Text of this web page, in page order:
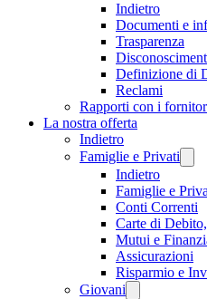
Indietro
Documenti e
Trasparenza
Definizione di
Reclami
Rapporti con i
La nostra offerta
Indietro
Famiglie e Privati
Indietro
Famiglie e
Conti Correnti
Carte di
Mutui e
Assicurazioni
Risparmio e
Giovani